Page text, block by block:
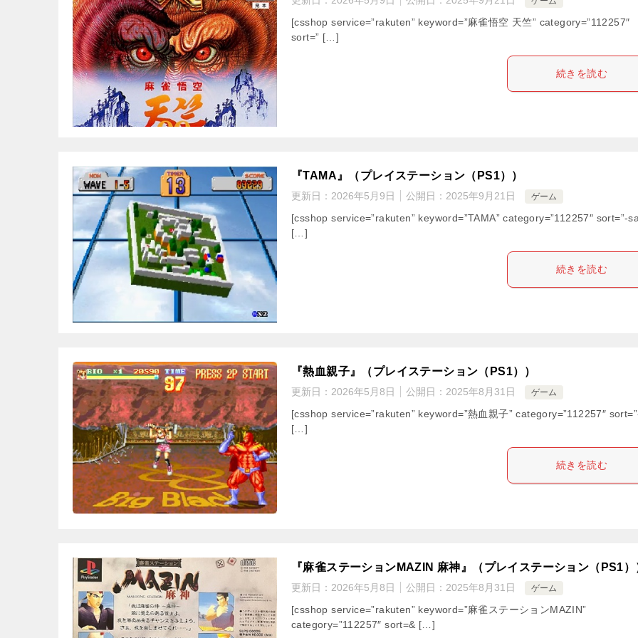
[csshop service=”rakuten” keyword=”麻雀悟空 天竺” category=”112257″
sort=” […]
続きを読む
『TAMA』（プレイステーション（PS1））
更新日： 2026年5月9日 公開日： 2025年9月21日 ゲーム
[csshop service=”rakuten” keyword=”TAMA” category=”112257″ sort=”-
[…]
続きを読む
『熱血親子』（プレイステーション（PS1））
更新日： 2026年5月8日 公開日： 2025年8月31日 ゲーム
[csshop service=”rakuten” keyword=”熱血親子” category=”112257″
[…]
続きを読む
『麻雀ステーションMAZIN 麻神』（プレイステーション（PS1）
更新日： 2026年5月8日 公開日： 2025年8月31日 ゲーム
[csshop service=”rakuten” keyword=”麻雀ステーションMAZIN”
category=”112257″ sort=& […]